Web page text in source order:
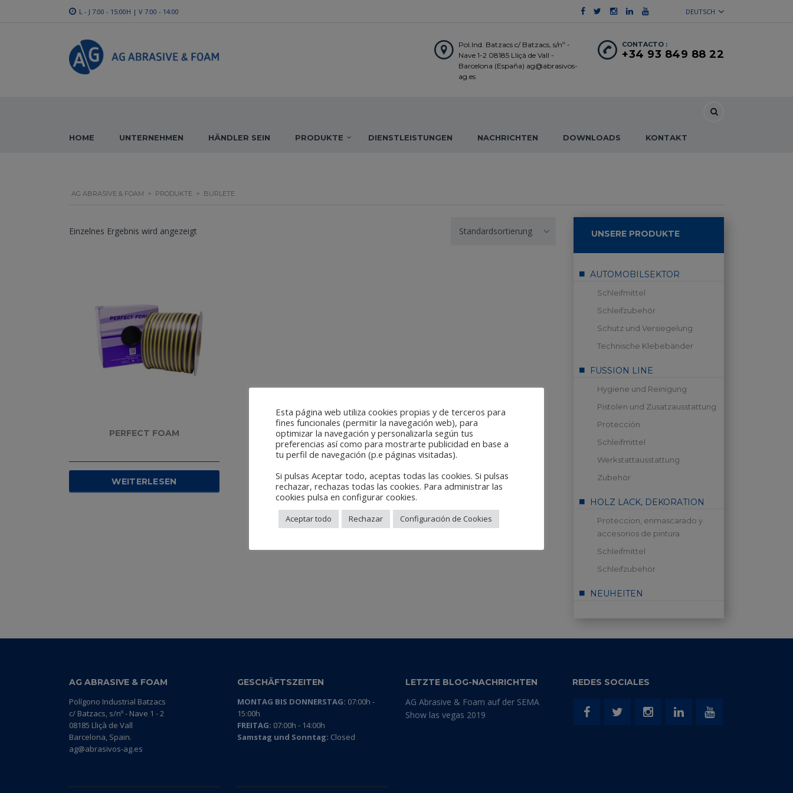
DEUTSCH
L - J 7:00 - 15:00H | V 7:00 - 14:00
CONTACTO :
+34 93 849 88 22
Pol.Ind. Batzacs c/ Batzacs, s/nº -
Nave 1-2 08185 Lliçà de Vall -
Barcelona (España) ag@abrasivos-
ag.es
HOME UNTERNEHMEN HÄNDLER SEIN PRODUKTE DIENSTLEISTUNGEN NACHRICHTEN DOWNLOADS KONTAKT
AG ABRASIVE & FOAM > PRODUKTE > BURLETE
Einzelnes Ergebnis wird angezeigt Standardsortierung
PERFECT FOAM
WEITERLESEN
UNSERE PRODUKTE
AUTOMOBILSEKTOR
Schleifmittel
Schleifzubehör
Schutz und Versiegelung
Technische Klebebänder
FUSSION LINE
Hygiene und Reinigung
Pistolen und Zusatzausstattung
Protección
Schleifmittel
Werkstattausstattung
Zubehör
HOLZ LACK, DEKORATION
Proteccion, enmascarado y
accesorios de pintura
Schleifmittel
Schleifzubehör
NEUHEITEN
AG ABRASIVE & FOAM
Polígono Industrial Batzacs
c/ Batzacs, s/nº - Nave 1 - 2
08185 Lliçà de Vall
Barcelona, Spain.
ag@abrasivos-ag.es
GESCHÄFTSZEITEN
MONTAG BIS DONNERSTAG: 07:00h -
15:00h
FREITAG: 07:00h - 14:00h
Samstag und Sonntag: Closed
LETZTE BLOG-NACHRICHTEN
AG Abrasive & Foam auf der SEMA
Show las vegas 2019
REDES SOCIALES
Esta página web utiliza cookies propias y de terceros para
fines funcionales (permitir la navegación web), para
optimizar la navegación y personalizarla según tus
preferencias así como para mostrarte publicidad en base a
tu perfil de navegación (p.e páginas visitadas).
Si pulsas Aceptar todo, aceptas todas las cookies. Si pulsas
rechazar, rechazas todas las cookies. Para administrar las
cookies pulsa en configurar cookies.
Aceptar todo Rechazar Configuración de Cookies